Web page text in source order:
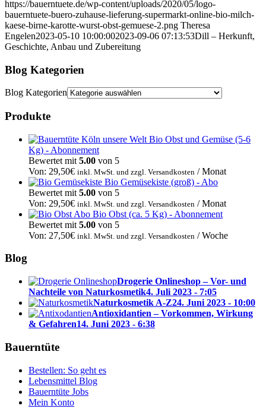
https://bauerntuete.de/wp-content/uploads/2020/05/logo-
bauerntuete-buero-zuhause-lieferung-supermarkt-online-bio-milch-
kaese-birne-karotte-wurst-obst-gemuese-2.png Theresa
Engelen2023-05-10 10:00:002023-09-06 07:13:53Dill – Herkunft,
Geschichte, Anbau und Zubereitung
Blog Kategorien
Blog Kategorien
Produkte
Bio Obst und Gemüse (5-6
Kg) - Abonnement
Bewertet mit 5.00 von 5
Von: 29,50€ inkl. MwSt. und zzgl. Versandkosten / Monat
Bio Gemüsekiste (groß) - Abo
Bewertet mit 5.00 von 5
Von: 29,50€ inkl. MwSt. und zzgl. Versandkosten / Monat
Bio Obst (ca. 5 Kg) - Abonnement
Bewertet mit 5.00 von 5
Von: 27,50€ inkl. MwSt. und zzgl. Versandkosten / Woche
Blog
Drogerie Onlineshop – Vor- und
Nachteile von Naturkosmetik4. Juli 2023 - 7:05
Naturkosmetik A-Z24. Juni 2023 - 10:00
Antioxidantien – Vorkommen, Wirkung
& Gefahren14. Juni 2023 - 6:38
Bauerntüte
Bestellen: So geht es
Lebensmittel Blog
Bauerntüte Jobs
Mein Konto